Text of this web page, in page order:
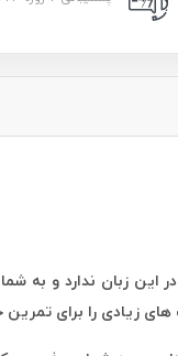
در این زبان ندارد و
زیادی را برای